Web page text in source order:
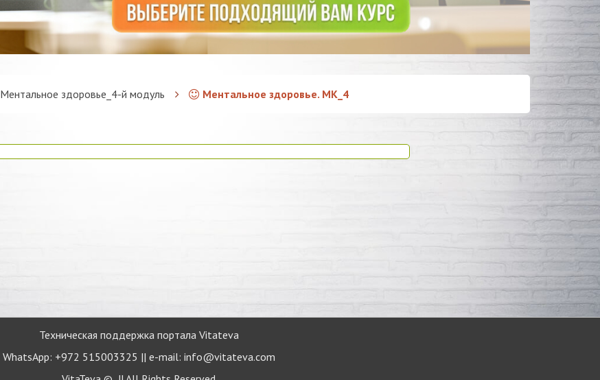
Ментальное здоровье_4-й модуль Ментальное здоровье. МК_4
Техническая поддержка портала Vitateva
WhatsApp: +972 515003325 || e-mail: info@vitateva.com